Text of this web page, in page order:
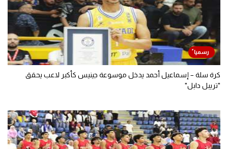
كرة سلة – إسماعيل أحمد يدخل موسوعة جينيس كأكبر لاعب يحقق
"تريبل دابل"